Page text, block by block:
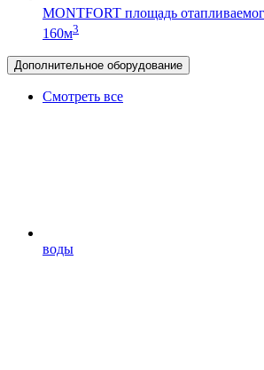
MONTFORT площадь
160м3
Дополнительное оборудование
Смотреть все
воды